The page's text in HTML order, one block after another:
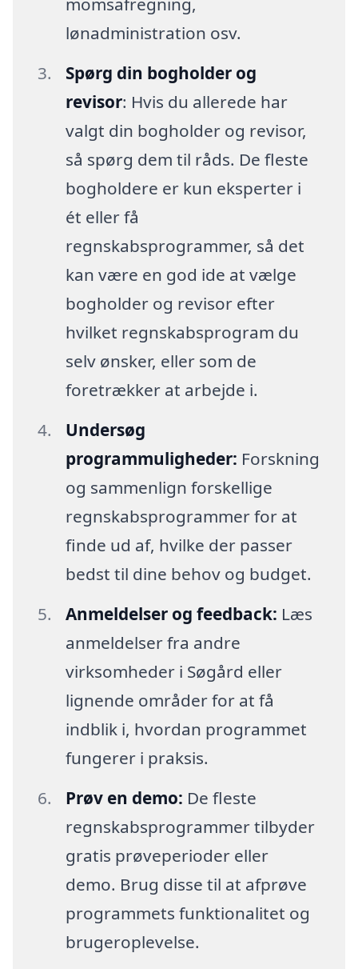
lønadministration osv.
Spørg din bogholder og
revisor: Hvis du allerede har
valgt din bogholder og revisor,
så spørg dem til råds. De fleste
bogholdere er kun eksperter i
ét eller få
regnskabsprogrammer, så det
kan være en god ide at vælge
bogholder og revisor efter
hvilket regnskabsprogram du
selv ønsker, eller som de
foretrækker at arbejde i.
Undersøg
programmuligheder: Forskning
og sammenlign forskellige
regnskabsprogrammer for at
finde ud af, hvilke der passer
bedst til dine behov og budget.
Anmeldelser og feedback: Læs
anmeldelser fra andre
virksomheder i Søgård eller
lignende områder for at få
indblik i, hvordan programmet
fungerer i praksis.
Prøv en demo: De fleste
regnskabsprogrammer tilbyder
gratis prøveperioder eller
demo. Brug disse til at afprøve
programmets funktionalitet og
brugeroplevelse.